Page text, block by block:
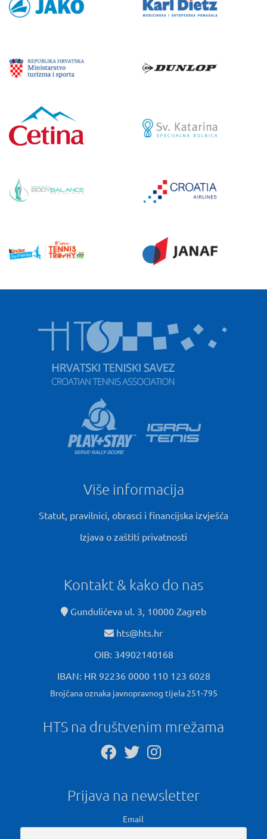
Više informacija
Statut, pravilnici, obrasci i financijska izvješća
Izjava o zaštiti privatnosti
Kontakt & kako do nas
Gundulićeva ul. 3, 10000 Zagreb
hts@hts.hr
OIB: 34902140168
IBAN: HR 92236 0000 110 123 6028
Brojčana oznaka javnopravnog tijela 251-795
HTS na društvenim mrežama
Prijava na newsletter
Email